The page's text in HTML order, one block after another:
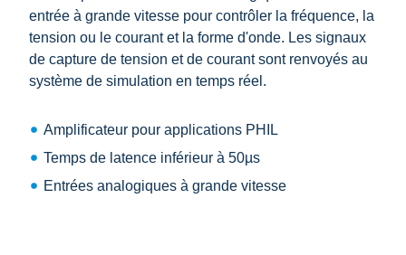
entrée à grande vitesse pour contrôler la fréquence, la
tension ou le courant et la forme d'onde. Les signaux
de capture de tension et de courant sont renvoyés au
système de simulation en temps réel.
Amplificateur pour applications PHIL
Temps de latence inférieur à 50µs
Entrées analogiques à grande vitesse